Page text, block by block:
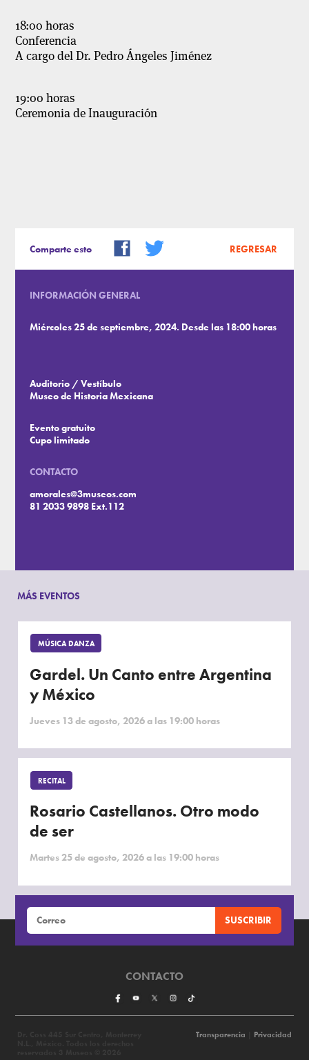
18:00 horas
Conferencia
A cargo del Dr. Pedro Ángeles Jiménez
19:00 horas
Ceremonia de Inauguración
Comparte esto REGRESAR
INFORMACIÓN GENERAL
Miércoles 25 de septiembre, 2024. Desde las 18:00 horas
Auditorio / Vestíbulo
Museo de Historia Mexicana
Evento gratuito
Cupo limitado
CONTACTO
amorales@3museos.com
81 2033 9898 Ext.112
MÁS EVENTOS
MÚSICA DANZA
Gardel. Un Canto entre Argentina
y México
Jueves 13 de agosto, 2026 a las 19:00 horas
RECITAL
Rosario Castellanos. Otro modo
de ser
Martes 25 de agosto, 2026 a las 19:00 horas
CONTACTO
Transparencia Privacidad